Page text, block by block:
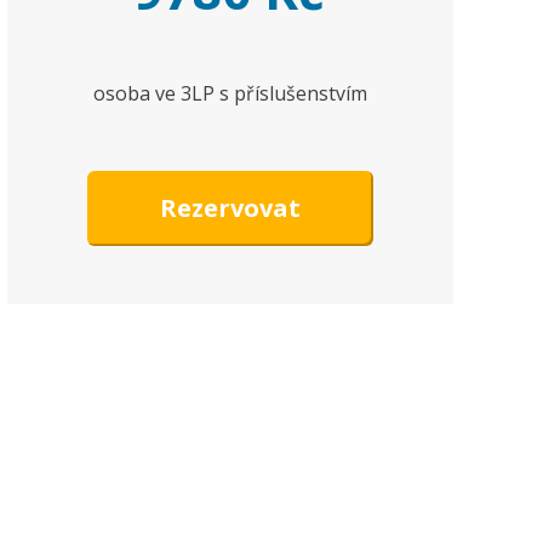
osoba ve 3LP s příslušenstvím
Rezervovat